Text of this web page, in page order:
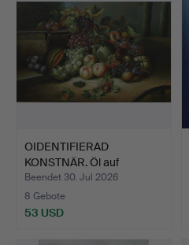
OIDENTIFIERAD
KONSTNÄR. Öl auf
Leinwand, F…
Beendet 30. Jul 2026
8 Gebote
53 USD